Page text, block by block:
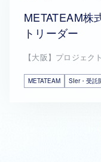
METATEAM株
トリーダー
【大阪】プロジェク
METATEAM SIer・受託